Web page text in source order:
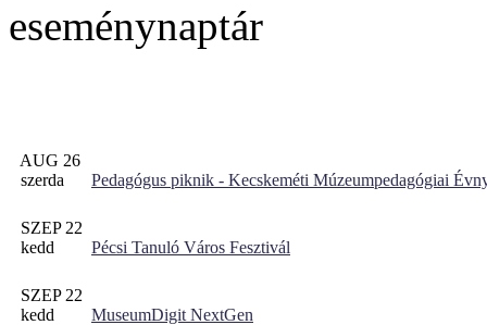
eseménynaptár
AUG 26
szerda
Pedagógus piknik - Kecskeméti Múzeumpedagógiai
SZEP 22
kedd
Pécsi Tanuló Város Fesztivál
SZEP 22
kedd
MuseumDigit NextGen